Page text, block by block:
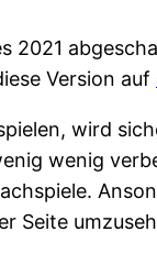
2021
Version auf
wird
wenig
Seite